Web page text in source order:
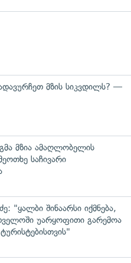
მზის სიკვდილს? —
მზია ამაღლობელის
საჩივარი
"ყალბი შინაარსი იქმნება,
უარყოფითი გარემოა